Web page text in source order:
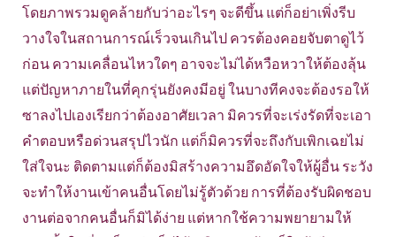
โดยภาพรวมดูคล้ายกับว่าอะไรๆ จะดีขึ้น แต่ก็อย่าเพิ่งรีบ
วางใจในสถานการณ์เร็วจนเกินไป ควรต้องคอยจับตาดูไว้
ก่อน ความเคลื่อนไหวใดๆ อาจจะไม่ได้หวือหวาให้ต้องลุ้น
แต่ปัญหาภายในที่คุกรุ่นยังคงมีอยู่ ในบางทีคงจะต้องรอให้
ซาลงไปเองเรียกว่าต้องอาศัยเวลา มิควรที่จะเร่งรัดที่จะเอา
คำตอบหรือด่วนสรุปไวนัก แต่ก็มิควรที่จะถึงกับเพิกเฉยไม่
ใส่ใจนะ ติดตามแต่ก็ต้องมิสร้างความอึดอัดใจให้ผู้อื่น ระวัง
จะทำให้งานเข้าคนอื่นโดยไม่รู้ตัวด้วย การที่ต้องรับผิดชอบ
งานต่อจากคนอื่นก็มิได้ง่าย แต่หากใช้ความพยายามให้